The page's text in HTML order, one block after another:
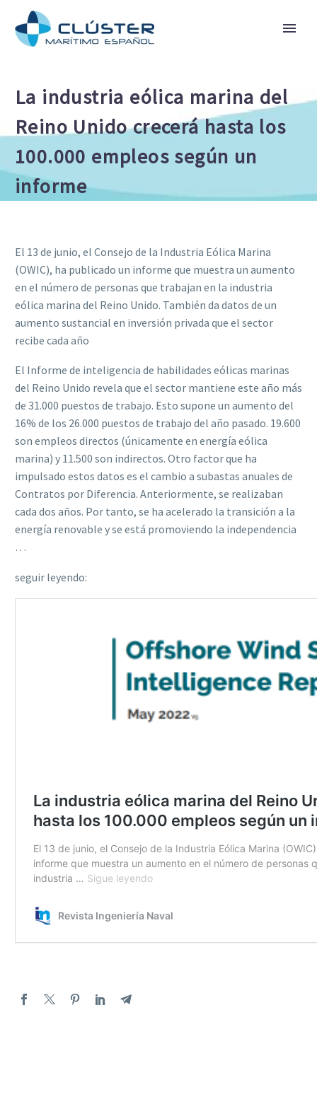
La industria eólica marina del
Reino Unido crecerá hasta los
100.000 empleos según un
informe
El 13 de junio, el Consejo de la Industria Eólica Marina
(OWIC), ha publicado un informe que muestra un aumento
en el número de personas que trabajan en la industria
eólica marina del Reino Unido. También da datos de un
aumento sustancial en inversión privada que el sector
recibe cada año
El Informe de inteligencia de habilidades eólicas marinas
del Reino Unido revela que el sector mantiene este año más
de 31.000 puestos de trabajo. Esto supone un aumento del
16% de los 26.000 puestos de trabajo del año pasado. 19.600
son empleos directos (únicamente en energía eólica
marina) y 11.500 son indirectos. Otro factor que ha
impulsado estos datos es el cambio a subastas anuales de
Contratos por Diferencia. Anteriormente, se realizaban
cada dos años. Por tanto, se ha acelerado la transición a la
energía renovable y se está promoviendo la independencia
…
seguir leyendo: